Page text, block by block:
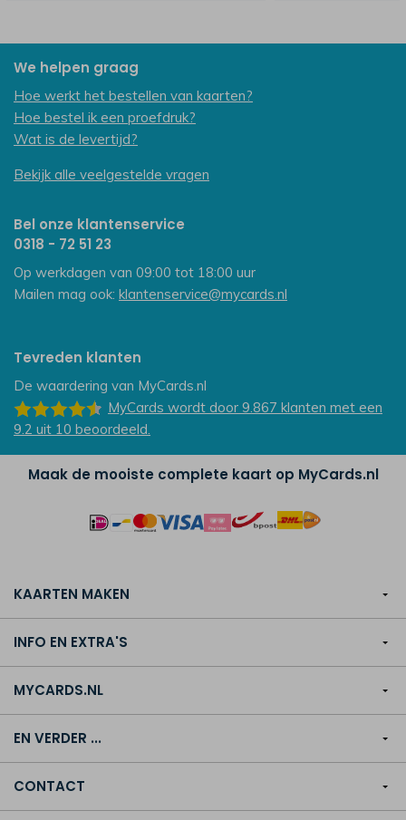
We helpen graag
Hoe werkt het bestellen van kaarten?
Hoe bestel ik een proefdruk?
Wat is de levertijd?
Bekijk alle veelgestelde vragen
Bel onze klantenservice
0318 - 72 51 23
Op werkdagen van 09:00 tot 18:00 uur
Mailen mag ook: klantenservice@mycards.nl
Tevreden klanten
De waardering van MyCards.nl
MyCards wordt door 9.867 klanten met een
9.2 uit 10 beoordeeld.
Maak de mooiste complete kaart op MyCards.nl
KAARTEN MAKEN
INFO EN EXTRA'S
MYCARDS.NL
EN VERDER ...
CONTACT